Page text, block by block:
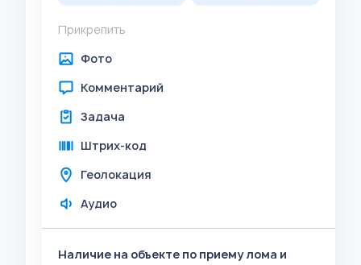
Прикрепить
Фото
Комментарий
Задача
Штрих-код
Геолокация
Аудио
Наличие на объекте по приему лома и